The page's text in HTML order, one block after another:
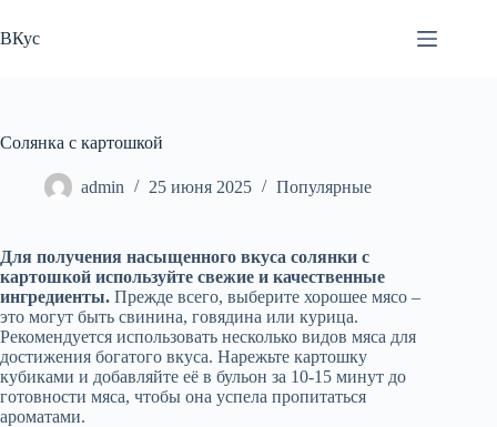
к
сути
ВКус
Солянка с картошкой
admin 25 июня 2025 Популярные
Для получения насыщенного вкуса солянки с
картошкой используйте свежие и качественные
ингредиенты. Прежде всего, выберите хорошее мясо –
это могут быть свинина, говядина или курица.
Рекомендуется использовать несколько видов мяса для
достижения богатого вкуса. Нарежьте картошку
кубиками и добавляйте её в бульон за 10-15 минут до
готовности мяса, чтобы она успела пропитаться
ароматами.